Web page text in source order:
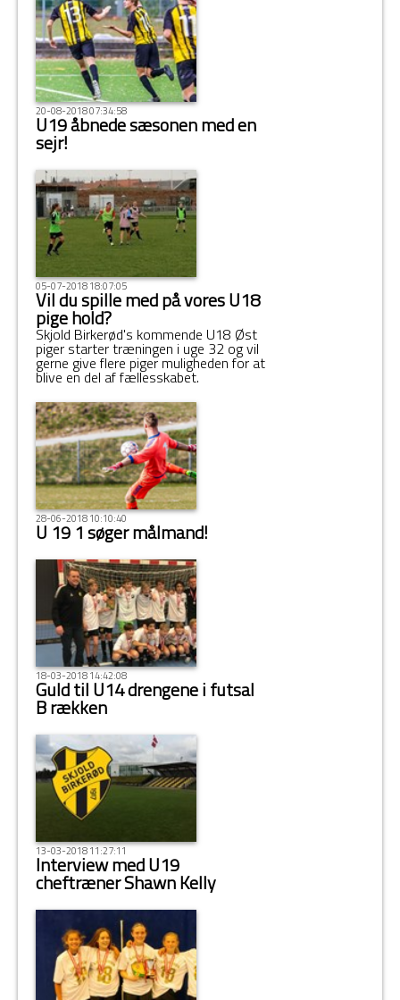
20-08-2018 07:34:58
U19 åbnede sæsonen med en
sejr!
05-07-2018 18:07:05
Vil du spille med på vores U18
pige hold?
Skjold Birkerød's kommende U18 Øst
piger starter træningen i uge 32 og vil
gerne give flere piger muligheden for at
blive en del af fællesskabet.
28-06-2018 10:10:40
U 19 1 søger målmand!
18-03-2018 14:42:08
Guld til U14 drengene i futsal
B rækken
13-03-2018 11:27:11
Interview med U19
cheftræner Shawn Kelly